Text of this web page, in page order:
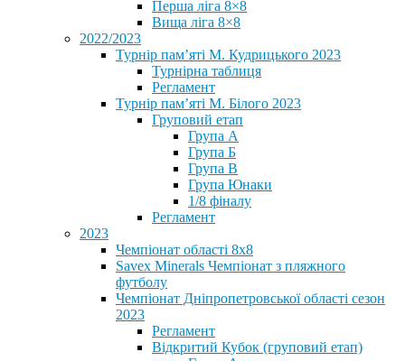
Перша ліга 8×8
Вища ліга 8×8
2022/2023
Турнір пам’яті М. Кудрицького 2023
Турнірна таблиця
Регламент
Турнір пам’яті М. Білого 2023
Груповий етап
Група А
Група Б
Група В
Група Юнаки
1/8 фіналу
Регламент
2023
Чемпіонат області 8х8
Savex Minerals Чемпіонат з пляжного
футболу
Чемпіонат Дніпропетровської області сезон
2023
Регламент
Відкритий Кубок (груповий етап)